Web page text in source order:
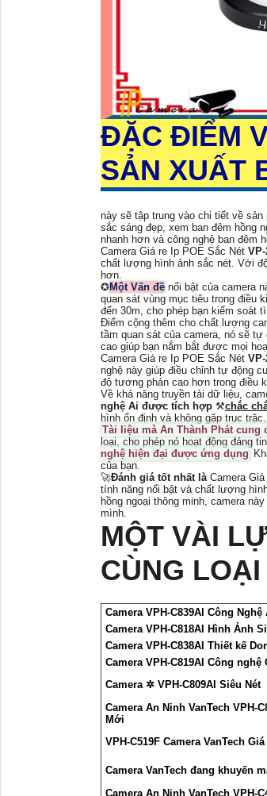
ĐẶC ĐIỂM
SẢN XUẤT
này sẽ tập trung vào chi tiết về
sắc sáng đẹp, xem ban đêm hồng
nhanh hơn và công nghệ ban đêm
Camera Giá re Ip POE Sắc Nét VP-
chất lượng hình ảnh sắc nét. Với
hơn.
✪Một Vấn đề nổi bật của camera
quan sát vùng mục tiêu trong điều
đến 30m, cho phép bạn kiểm soát
Điểm cộng thêm cho chất lượng
tầm quan sát của camera, nó sẽ
cao giúp bạn nắm bắt được mọi
Camera Giá re Ip POE Sắc Nét VP-
nghệ này giúp điều chỉnh tự động
độ tương phản cao hơn trong điều
Về khả năng truyền tải dữ liệu,
nghệ Ai được tích hợp ⚒chắc
hình ổn định và không gặp trục trặc.
Tài liệu mà An Thành Phát cung
loại, cho phép nó hoạt động đáng
nghệ hiện đại được ứng dụng
của bạn.
🚀Đánh giá tốt nhất là Camera
tính năng nổi bật và chất lượng
hồng ngoại thông minh, camera
mình.
MỘT VÀI
CÙNG
Camera VPH-C839AI Công Nghệ
Camera VPH-C818AI Hình Ảnh
Camera VPH-C838AI Thiết kế
Camera VPH-C819AI Công nghệ
Camera ✲ VPH-C809AI Siêu Nét
Camera An Ninh VanTech VPH-
Mới
VPH-C519F Camera VanTech
Camera VanTech đang khuyến
Camera An Ninh VanTech VPH-